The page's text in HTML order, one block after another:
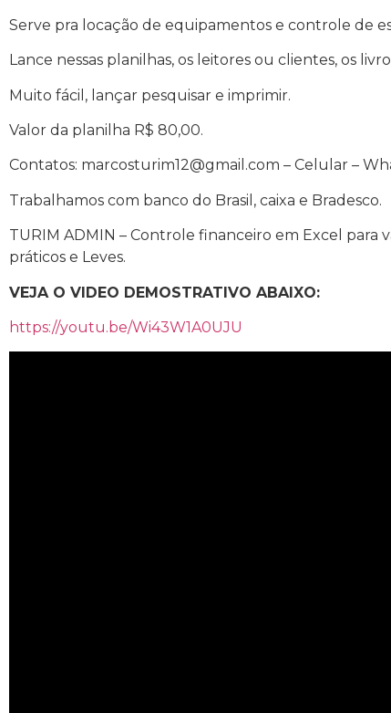
Serve pra locação de equipamentos e controle de
Lance nessas planilhas, os leitores ou clientes, os
Muito fácil, lançar pesquisar e imprimir.
Valor da planilha R$ 80,00.
Contatos: marcosturim12@gmail.com – Celular –
Trabalhamos com banco do Brasil, caixa e Bradesco.
TURIM ADMIN – Controle financeiro em Excel para
práticos e Leves.
VEJA O VIDEO DEMOSTRATIVO ABAIXO:
https://youtu.be/Wi43W1A0UJU